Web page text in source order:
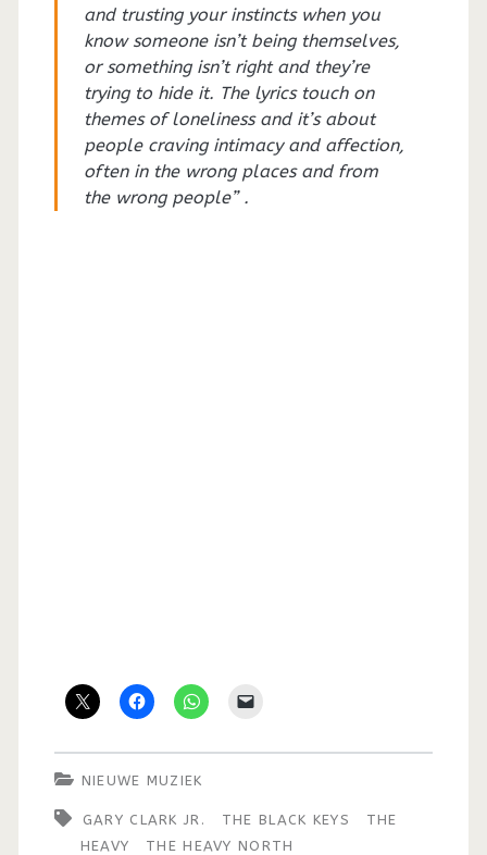
and trusting your instincts when you
know someone isn’t being themselves,
or something isn’t right and they’re
trying to hide it. The lyrics touch on
themes of loneliness and it’s about
people craving intimacy and affection,
often in the wrong places and from
the wrong people” .
NIEUWE MUZIEK
GARY CLARK JR. THE BLACK KEYS
THE
HEAVY
THE HEAVY NORTH